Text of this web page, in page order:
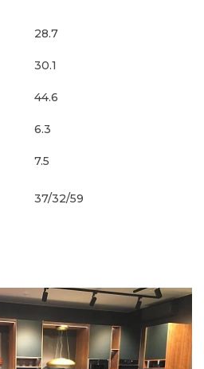
28.7
30.1
44.6
6.3
7.5
37/32/59